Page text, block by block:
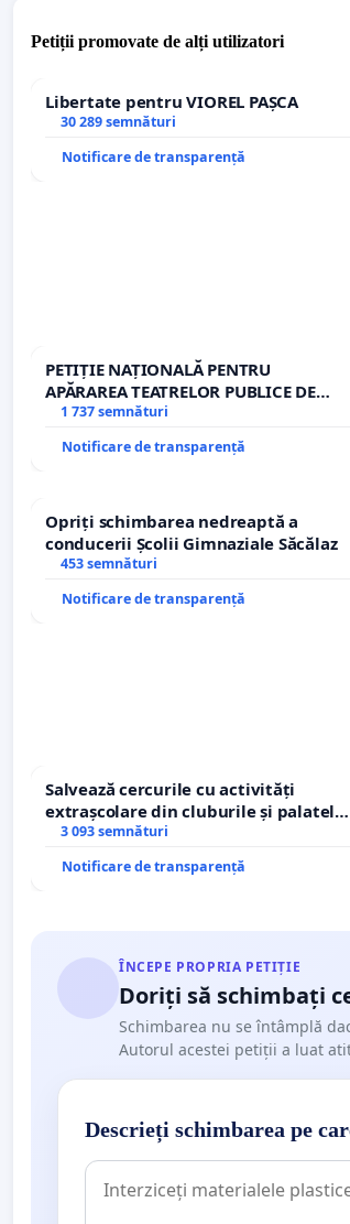
Petiții promovate de alți utilizatori
Libertate pentru VIOREL PAȘCA
30 289 semnături
Notificare de transparență
PETIȚIE NAȚIONALĂ PENTRU
APĂRAREA TEATRELOR PUBLICE DE
REPERTORIU DIN ROMÂNIA
1 737 semnături
Notificare de transparență
Opriți schimbarea nedreaptă a
conducerii Școlii Gimnaziale Săcălaz
453 semnături
Notificare de transparență
Salvează cercurile cu activități
extrașcolare din cluburile și palatele
copiilor
3 093 semnături
Notificare de transparență
ÎNCEPE PROPRIA PETIȚIE
Doriți să schimbați
Schimbarea nu se întâmplă
Autorul acestei petiții a luat
Descrieți schimbarea pe